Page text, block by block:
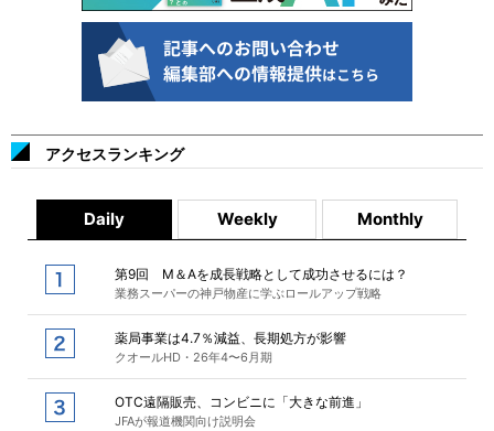
アクセスランキング
Daily Weekly Monthly
第9回 M＆Aを成長戦略として成功させるには？
業務スーパーの神戸物産に学ぶロールアップ戦略
薬局事業は4.7％減益、長期処方が影響
クオールHD・26年4〜6月期
OTC遠隔販売、コンビニに「大きな前進」
JFAが報道機関向け説明会